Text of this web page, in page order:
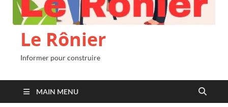
Le Rônier
Informer pour construire
MAIN MENU